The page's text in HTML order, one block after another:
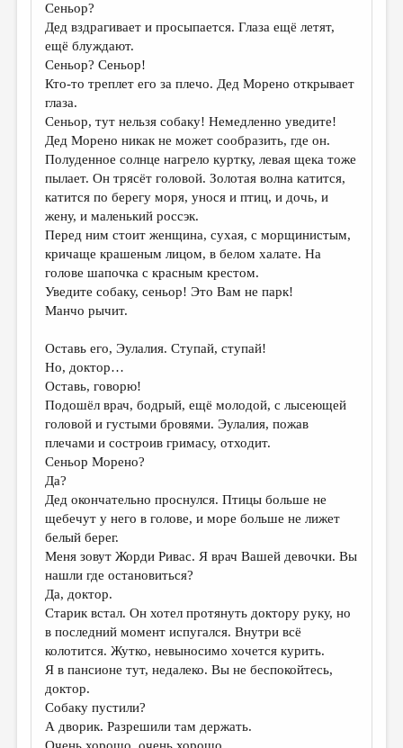
Сеньор?
Дед вздрагивает и просыпается. Глаза ещё летят,
ещё блуждают.
Сеньор? Сеньор!
Кто-то треплет его за плечо. Дед Морено открывает
глаза.
Сеньор, тут нельзя собаку! Немедленно уведите!
Дед Морено никак не может сообразить, где он.
Полуденное солнце нагрело куртку, левая щека тоже
пылает. Он трясёт головой. Золотая волна катится,
катится по берегу моря, унося и птиц, и дочь, и
жену, и маленький россэк.
Перед ним стоит женщина, сухая, с морщинистым,
кричаще крашеным лицом, в белом халате. На
голове шапочка с красным крестом.
Уведите собаку, сеньор! Это Вам не парк!
Манчо рычит.
Оставь его, Эулалия. Ступай, ступай!
Но, доктор…
Оставь, говорю!
Подошёл врач, бодрый, ещё молодой, с лысеющей
головой и густыми бровями. Эулалия, пожав
плечами и состроив гримасу, отходит.
Сеньор Морено?
Да?
Дед окончательно проснулся. Птицы больше не
щебечут у него в голове, и море больше не лижет
белый берег.
Меня зовут Жорди Ривас. Я врач Вашей девочки. Вы
нашли где остановиться?
Да, доктор.
Старик встал. Он хотел протянуть доктору руку, но
в последний момент испугался. Внутри всё
колотится. Жутко, невыносимо хочется курить.
Я в пансионе тут, недалеко. Вы не беспокойтесь,
доктор.
Собаку пустили?
А дворик. Разрешили там держать.